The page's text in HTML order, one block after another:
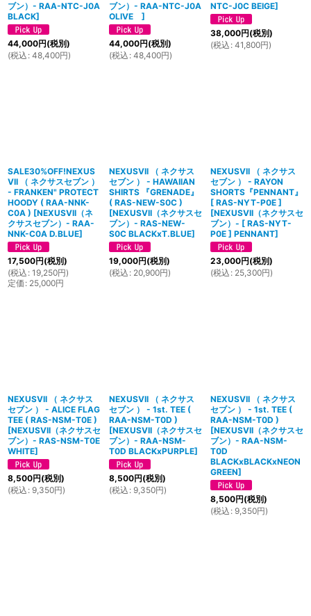
ブン）- RAA-NTC-J0A
BLACK]
44,000円(税別)
(税込 : 48,400円)
ブン）- RAA-NTC-J0A
OLIVE ]
44,000円(税別)
(税込 : 48,400円)
NTC-J0C BEIGE]
38,000円(税別)
(税込 : 41,800円)
SALE30%OFF!NEXUS
VII （ ネクサスセブン ）
- FRANKEN" PROTECT
HOODY ( RAA-NNK-
C0A ) [NEXUSVII（ネ
クサスセブン）- RAA-
NNK-C0A D.BLUE]
17,500円(税別)
(税込 : 19,250円)
定価 : 25,000円
NEXUSVII （ ネクサス
セブン ） - HAWAIIAN
SHIRTS 『GRENADE』
( RAS-NEW-S0C )
[NEXUSVII（ネクサスセ
ブン）- RAS-NEW-
S0C BLACKxT.BLUE]
19,000円(税別)
(税込 : 20,900円)
NEXUSVII （ ネクサス
セブン ） - RAYON
SHORTS『PENNANT』
[ RAS-NYT-P0E ]
[NEXUSVII（ネクサスセ
ブン）- [ RAS-NYT-
P0E ] PENNANT]
23,000円(税別)
(税込 : 25,300円)
NEXUSVII （ ネクサス
セブン ） - ALICE FLAG
TEE ( RAS-NSM-T0E )
[NEXUSVII（ネクサスセ
ブン）- RAS-NSM-T0E
WHITE]
8,500円(税別)
(税込 : 9,350円)
NEXUSVII （ ネクサス
セブン ） - 1st. TEE (
RAA-NSM-T0D )
[NEXUSVII（ネクサスセ
ブン）- RAA-NSM-
T0D BLACKxPURPLE]
8,500円(税別)
(税込 : 9,350円)
NEXUSVII （ ネクサス
セブン ） - 1st. TEE (
RAA-NSM-T0D )
[NEXUSVII（ネクサスセ
ブン）- RAA-NSM-
T0D
BLACKxBLACKxNEON
GREEN]
8,500円(税別)
(税込 : 9,350円)